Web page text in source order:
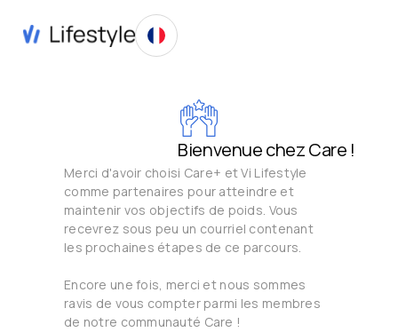
Bienvenue chez Care !
Merci d'avoir choisi Care+ et Vi Lifestyle
comme partenaires pour atteindre et
maintenir vos objectifs de poids. Vous
recevrez sous peu un courriel contenant
les prochaines étapes de ce parcours.
Encore une fois, merci et nous sommes
ravis de vous compter parmi les membres
de notre communauté Care !